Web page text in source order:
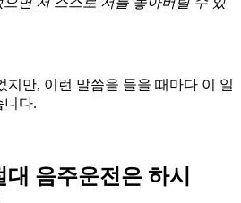
지만, 이런 말씀을 들을 때마다 이 일
니다.
음주운전은 하시